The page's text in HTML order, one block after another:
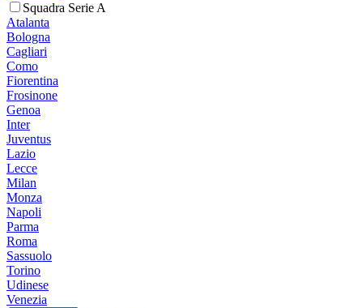
Squadra Serie A
Atalanta
Bologna
Cagliari
Como
Fiorentina
Frosinone
Genoa
Inter
Juventus
Lazio
Lecce
Milan
Monza
Napoli
Parma
Roma
Sassuolo
Torino
Udinese
Venezia